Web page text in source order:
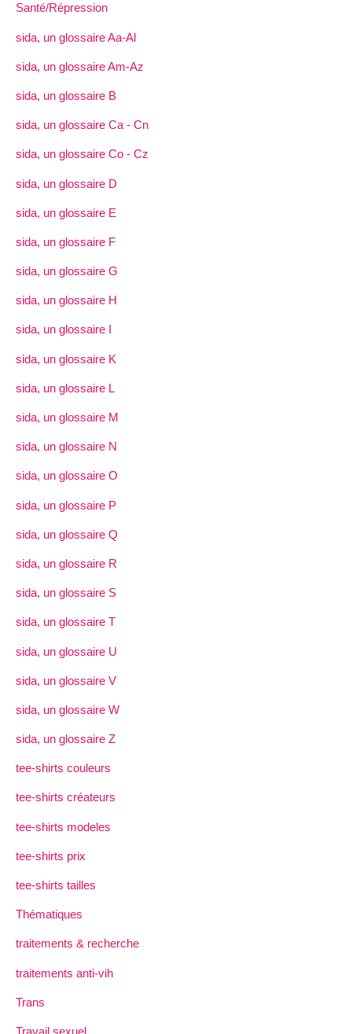
Santé/Répression
sida, un glossaire Aa-Al
sida, un glossaire Am-Az
sida, un glossaire B
sida, un glossaire Ca - Cn
sida, un glossaire Co - Cz
sida, un glossaire D
sida, un glossaire E
sida, un glossaire F
sida, un glossaire G
sida, un glossaire H
sida, un glossaire I
sida, un glossaire K
sida, un glossaire L
sida, un glossaire M
sida, un glossaire N
sida, un glossaire O
sida, un glossaire P
sida, un glossaire Q
sida, un glossaire R
sida, un glossaire S
sida, un glossaire T
sida, un glossaire U
sida, un glossaire V
sida, un glossaire W
sida, un glossaire Z
tee-shirts couleurs
tee-shirts créateurs
tee-shirts modeles
tee-shirts prix
tee-shirts tailles
Thématiques
traitements & recherche
traitements anti-vih
Trans
Travail sexuel